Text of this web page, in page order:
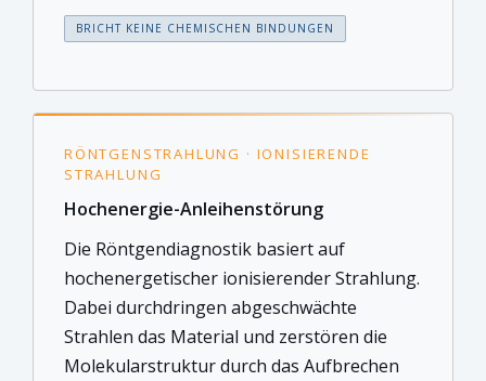
BRICHT KEINE CHEMISCHEN BINDUNGEN
RÖNTGENSTRAHLUNG · IONISIERENDE
STRAHLUNG
Hochenergie-Anleihenstörung
Die Röntgendiagnostik basiert auf
hochenergetischer ionisierender Strahlung.
Dabei durchdringen abgeschwächte
Strahlen das Material und zerstören die
Molekularstruktur durch das Aufbrechen